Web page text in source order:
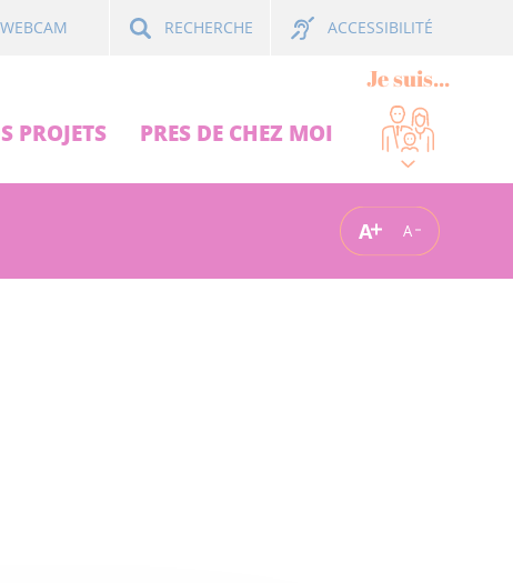
WEBCAM RECHERCHE ACCESSIBILITÉ
PROJETS PRES DE CHEZ MOI
Je suis...
A A